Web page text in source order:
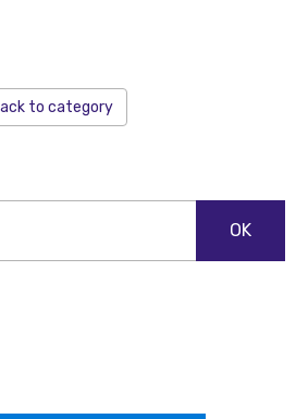
to category
OK